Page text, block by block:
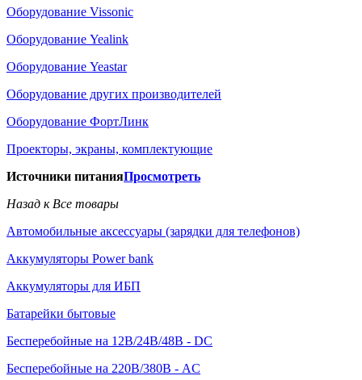
Оборудование Vissonic
Оборудование Yealink
Оборудование Yeastar
Оборудование других производителей
Оборудование ФортЛинк
Проекторы, экраны, комплектующие
Источники питанияПросмотреть
Назад к Все товары
Автомобильные аксессуары (зарядки для телефонов)
Аккумуляторы Power bank
Аккумуляторы для ИБП
Батарейки бытовые
Бесперебойные на 12В/24В/48В - DC
Бесперебойные на 220В/380В - AC